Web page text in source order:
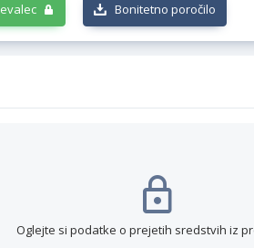
Bonitetno poročilo
Oglejte si podatke o prejetih sredstvih iz